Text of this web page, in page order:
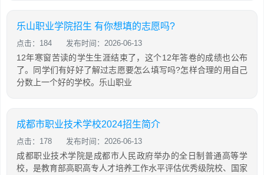
乐山职业学院招生 有你想填的志愿吗?
点击：184 发布时间：2026-06-13
12年寒窗苦读的学生生涯结束了，这个12年答卷的成绩也公布
了。同学们有好好了解过志愿要怎么填写吗?怎样合理的用自己
分数上一个好的学校。乐山职业
成都市职业技术学校2024招生简介
点击：178 发布时间：2026-06-13
成都职业技术学院是成都市人民政府举办的全日制普通高等学
校，是教育部高职高专人才培养工作水平评估优秀级院校、国家